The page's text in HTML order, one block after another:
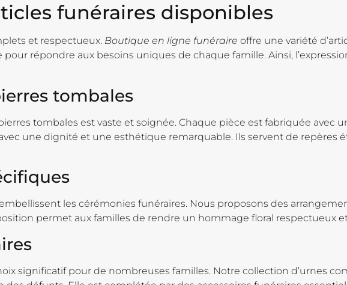
funéraires disponibles
et respectueux. Boutique en ligne funéraire offre une variété
répondre aux besoins uniques de chaque famille. Ainsi,
tombales
tombales est vaste et soignée. Chaque pièce est fabriquée avec
une dignité et une esthétique remarquable. Ils servent de repères
les cérémonies funéraires. Nous proposons des
permet aux familles de rendre un hommage floral respectueux
significatif pour de nombreuses familles. Notre collection d’urnes